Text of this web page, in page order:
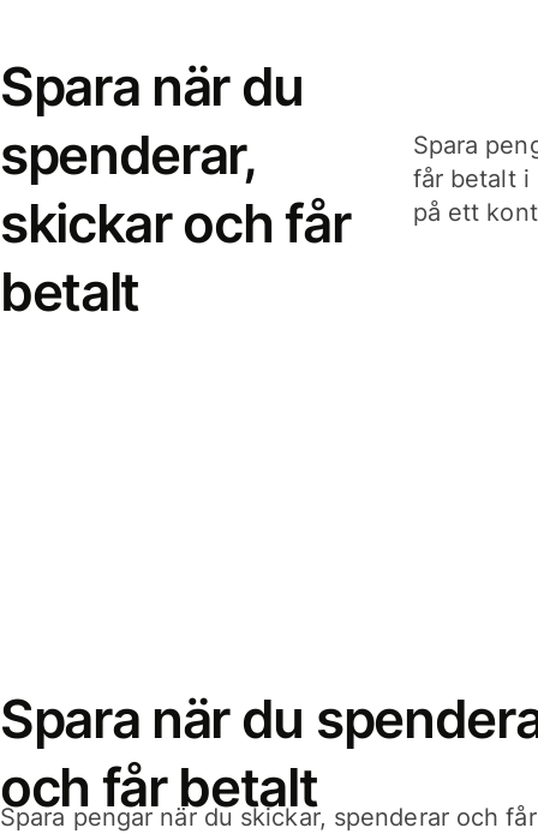
Spara när du
spenderar,
skickar och får
betalt
Spara
får betalt i
på ett
Spara när du
och får betalt
Spara pengar när du skickar, spenderar och